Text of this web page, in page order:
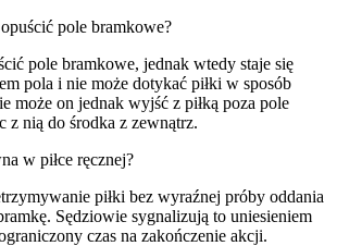
pole bramkowe?
pole bramkowe, jednak wtedy staje się
pola i nie może dotykać piłki w sposób
może on jednak wyjść z piłką poza pole
z nią do środka z zewnątrz.
w piłce ręcznej?
piłki bez wyraźnej próby oddania
Sędziowie sygnalizują to uniesieniem
czas na zakończenie akcji.